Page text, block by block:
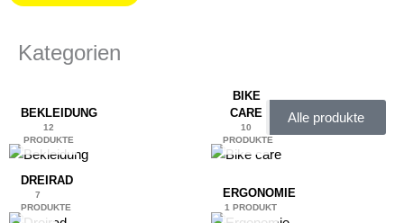
Kategorien
Alle produkte
BEKLEIDUNG
12
PRODUKTE
BIKE
CARE
10
PRODUKTE
DREIRAD
7
PRODUKTE
ERGONOMIE
1 PRODUKT